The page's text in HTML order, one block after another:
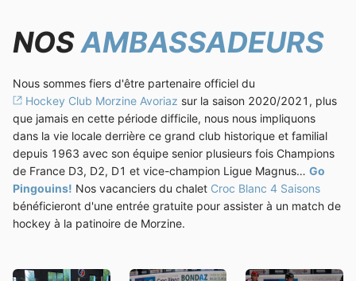
NOSAMBASSADEURS
Nous sommes fiers d'être partenaire officiel du
Hockey Club Morzine Avoriaz sur la saison 2020/2021, plus
que jamais en cette période difficile, nous nous impliquons
dans la vie locale derrière ce grand club historique et familial
depuis 1963 avec son équipe senior plusieurs fois Champions
de France D3, D2, D1 et vice-champion Ligue Magnus… Go
Pingouins! Nos vacanciers du chalet Croc Blanc 4 Saisons
bénéficieront d'une entrée gratuite pour assister à un match de
hockey à la patinoire de Morzine.